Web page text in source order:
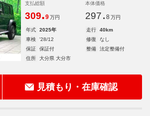
支払総額
309.9 万円
本体価格
297. 8 万円
年式 2025年 走行
40km
車検
'28/12 修復
なし
保証
保証付 整備
法定整備付
住所
大分県 大分市
見積もり・在庫確認